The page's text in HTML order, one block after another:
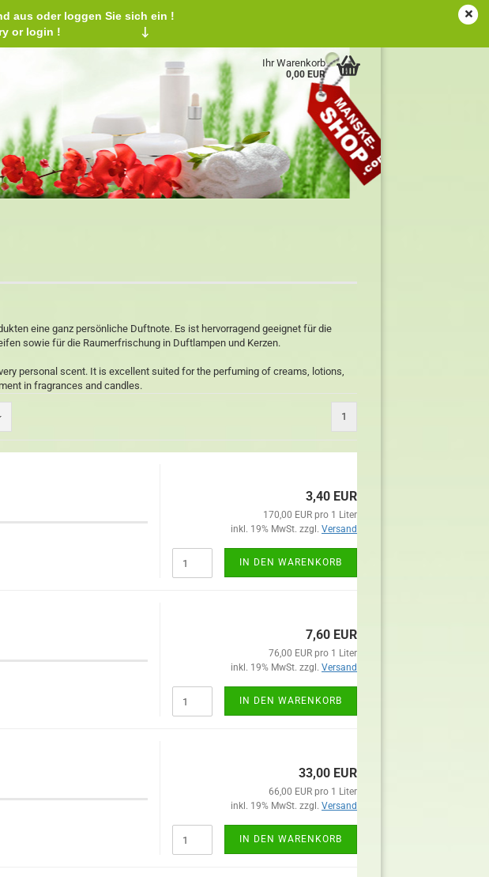
Ihr Warenkorb
0,00 EUR
aus oder loggen Sie sich ein !
country or login !
↓
eine ganz persönliche Duftnote. Es ist hervorragend geeignet für die
sowie für die Raumerfrischung in Duftlampen und Kerzen.
personal scent. It is excellent suited for the perfuming of creams, lotions,
in fragrances and candles.
1
3,40 EUR
170,00 EUR pro 1 Liter
inkl. 19% MwSt. zzgl. Versand
IN DEN WARENKORB
7,60 EUR
76,00 EUR pro 1 Liter
inkl. 19% MwSt. zzgl. Versand
IN DEN WARENKORB
33,00 EUR
66,00 EUR pro 1 Liter
inkl. 19% MwSt. zzgl. Versand
IN DEN WARENKORB